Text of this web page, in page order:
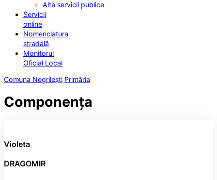
Alte servicii publice
Servicii
online
Nomenclatura
stradală
Monitorul
Oficial Local
Comuna Negrilești Primăria
Componența
Violeta
DRAGOMIR